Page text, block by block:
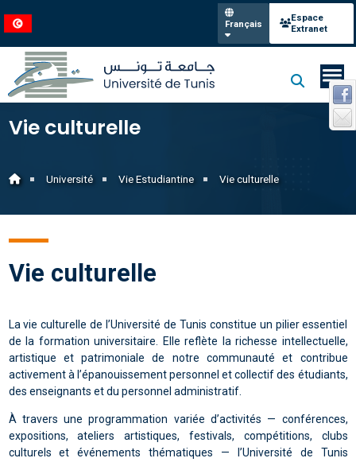
Français
Espace
Extranet
Vie culturelle
Université Vie Estudiantine Vie culturelle
Vie culturelle
La vie culturelle de l’Université de Tunis constitue un pilier essentiel
de la formation universitaire. Elle reflète la richesse intellectuelle,
artistique et patrimoniale de notre communauté et contribue
activement à l’épanouissement personnel et collectif des étudiants,
des enseignants et du personnel administratif.
À travers une programmation variée d’activités — conférences,
expositions, ateliers artistiques, festivals, compétitions, clubs
culturels et événements thématiques — l’Université de Tunis